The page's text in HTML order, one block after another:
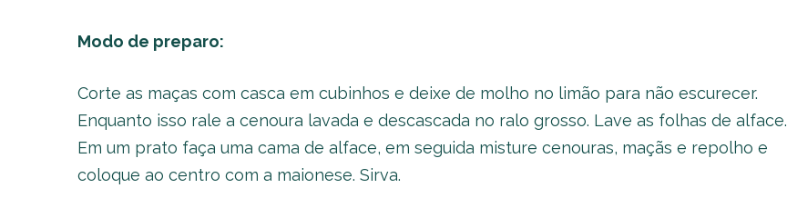
Modo de preparo:
Corte as maças com casca em cubinhos e deixe de molho no limão para não escurecer.
Enquanto isso rale a cenoura lavada e descascada no ralo grosso. Lave as folhas de alface.
Em um prato faça uma cama de alface, em seguida misture cenouras, maçãs e repolho e
coloque ao centro com a maionese. Sirva.